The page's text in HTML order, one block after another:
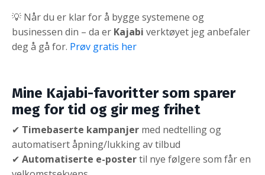
💡 Når du er klar for å bygge systemene og
businessen din – da er Kajabi verktøyet jeg anbefaler
deg å gå for. Prøv gratis her
Mine Kajabi-favoritter som sparer
meg for tid og gir meg frihet
✔ Timebaserte kampanjer med nedtelling og
automatisert åpning/lukking av tilbud
✔ Automatiserte e-postertil nye følgere som får en